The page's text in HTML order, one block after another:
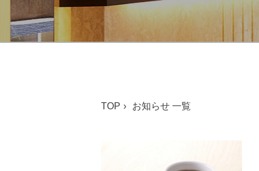
TOP お知らせ 一覧